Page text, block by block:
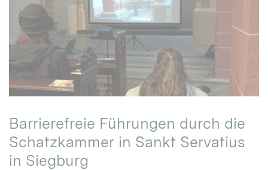
Barrierefreie Führungen durch die
Schatzkammer in Sankt Servatius
in Siegburg